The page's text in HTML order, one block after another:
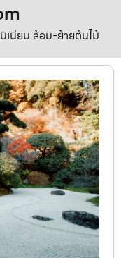
นียม ล้อม-ย้ายต้นไม้